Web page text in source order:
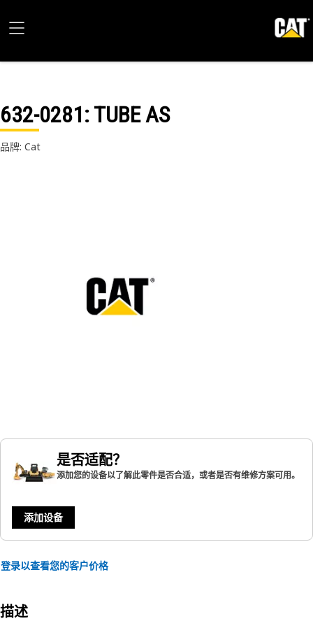
632-0281: TUBE AS
品牌: Cat
是否适配？
添加您的设备以了解此零件是否合适，或者是否有维修方案可用。
添加设备
登录以查看您的客户价格
描述